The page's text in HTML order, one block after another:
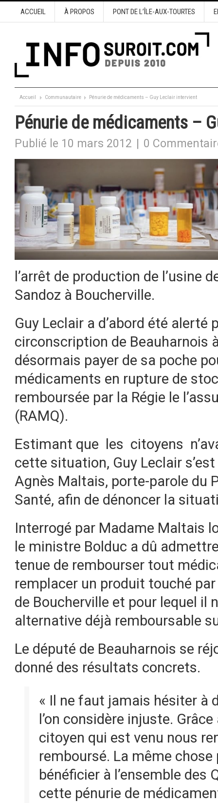
ACCUEIL À PROPOS PONT DE L’ÎLE-AUX-TOURTES
Accueil Communautaire Pénurie de médicaments – Guy Leclair intervient
Pénurie de médicaments –
Publié le 10 mars 2012 0
l’arrêt de production de l’usine
Sandoz à Boucherville.
Guy Leclair a d’abord été alerté
circonscription de Beauharnois
désormais payer de sa poche
médicaments en rupture de
remboursée par la Régie le
(RAMQ).
Estimant que les citoyens
cette situation, Guy Leclair
Agnès Maltais, porte-parole du
Santé, afin de dénoncer la
Interrogé par Madame Maltais
le ministre Bolduc a dû
tenue de rembourser tout
remplacer un produit touché par
de Boucherville et pour lequel il
alternative déjà remboursable
Le député de Beauharnois se
donné des résultats concrets.
« Il ne faut jamais hésiter à
l’on considère injuste.
citoyen qui est venu nous
remboursé. La même
bénéficier à l’ensemble
cette pénurie de